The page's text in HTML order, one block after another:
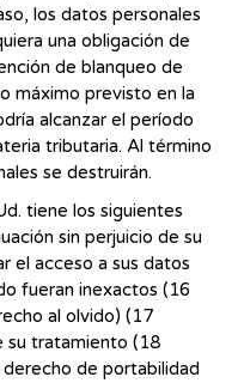
los datos personales
una obligación de
de blanqueo de
máximo previsto en la
alcanzar el período
tributaria. Al término
se destruirán.
tiene los siguientes
sin perjuicio de su
el acceso a sus datos
fueran inexactos (16
al olvido) (17
su tratamiento (18
de portabilidad